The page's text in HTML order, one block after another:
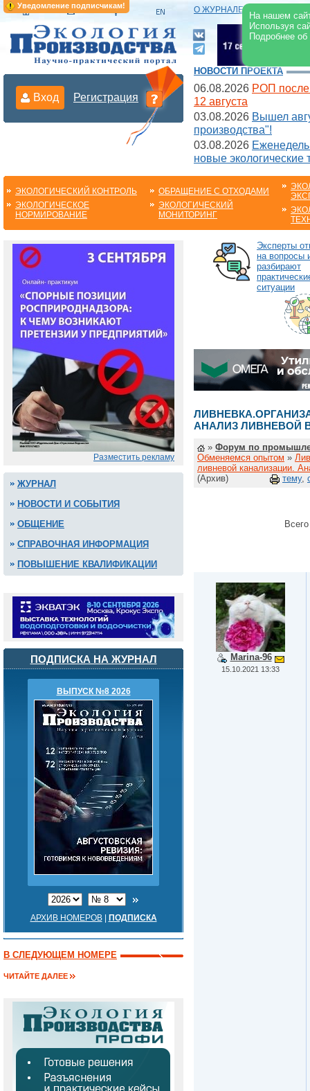
Уведомление подписчикам!
На нашем
Используя
Подробнее
О ЖУРНАЛЕ |
Вход Регистрация
НОВОСТИ ПРОЕКТА
06.08.2026 РОП после
12 августа
03.08.2026 Вышел
производства"!
03.08.2026
новые экологические
ЭКОЛОГИЧЕСКИЙ КОНТРОЛЬ
ЭКОЛОГИЧЕСКОЕ
НОРМИРОВАНИЕ
ОБРАЩЕНИЕ С ОТХОДАМИ
ЭКОЛОГИЧЕСКИЙ
МОНИТОРИНГ
Разместить рекламу
ЖУРНАЛ
НОВОСТИ И СОБЫТИЯ
ОБЩЕНИЕ
СПРАВОЧНАЯ ИНФОРМАЦИЯ
ПОВЫШЕНИЕ КВАЛИФИКАЦИИ
ПОДПИСКА НА ЖУРНАЛ
ВЫПУСК №8 2026
АРХИВ НОМЕРОВ| ПОДПИСКА
В СЛЕДУЮЩЕМ НОМЕРЕ
ЧИТАЙТЕ ДАЛЕЕ
Эксперты
на вопросы
разбирают
ситуации
АНАЛИЗ ЛИВНЕВОЙ
» Форум по
Обменяемся опытом »
ливневой канализации.
(Архив)
тему,
Marina-96
15.10.2021 13:33